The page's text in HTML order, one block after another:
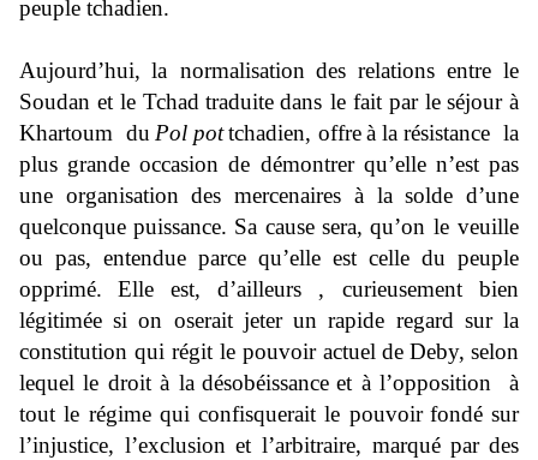
peuple tchadien.
Aujourd’hui, la normalisation des relations entre le
Soudan et le Tchad traduite dans le fait par le séjour à
Khartoum du Pol pot tchadien, offre à la résistance la
plus grande occasion de démontrer qu’elle n’est pas
une organisation des mercenaires à la solde d’une
quelconque puissance. Sa cause sera, qu’on le veuille
ou pas, entendue parce qu’elle est celle du peuple
opprimé. Elle est, d’ailleurs , curieusement bien
légitimée si on oserait jeter un rapide regard sur la
constitution qui régit le pouvoir actuel de Deby, selon
lequel le droit à la désobéissance et à l’opposition à
tout le régime qui confisquerait le pouvoir fondé sur
l’injustice, l’exclusion et l’arbitraire, marqué par des